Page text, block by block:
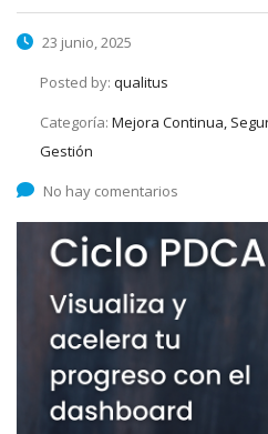
23 junio, 2025
Posted by: qualitus
Categoría: Mejora Continua,
Gestión
No hay comentarios